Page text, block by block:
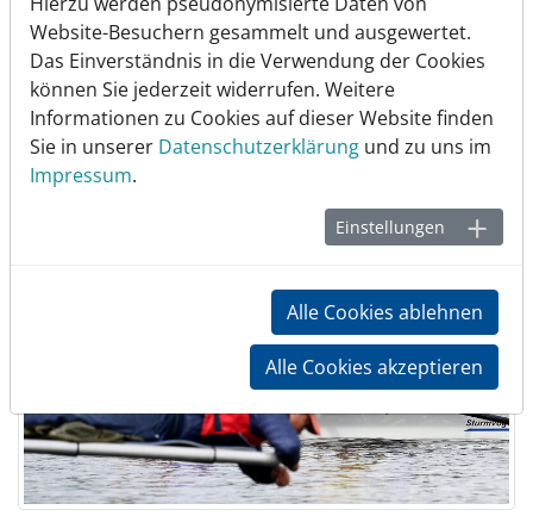
Venedig nach Grado mit Vogalonga
29.06.2026| Wanderrudern
15 Ruderinnen und Ruderer, 7 Rudertage, davon drei
Tage in der Lagune von Venedig mit der Vogalonga als
Höhepunkt und anschließend vier Etappen bis…
Website-Besuchern gesammelt und ausgewertet.
Das Einverständnis in die Verwendung der Cookies
können Sie jederzeit widerrufen. Weitere
Informationen zu Cookies auf dieser Website finden
Sie in unserer Datenschutzerklärung und zu uns im
Impressum.
Einstellungen
Alle Cookies ablehnen
Alle Cookies akzeptieren